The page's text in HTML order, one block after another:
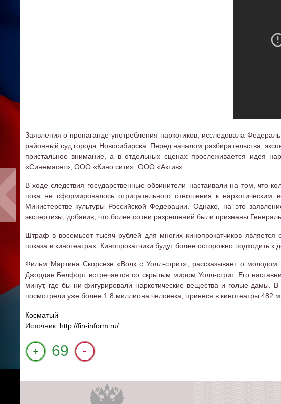
Заявления о пропаганде употребления наркотиков, исследовала
районный суд города Новосибирска. Перед началом разбирательства,
пристальное внимание, а в отдельных сценах прослеживается идея
«Синемасет», ООО «Кино сити», ООО «Актив».
В ходе следствия государственные обвинители настаивали на том, что
пока не сформировалось отрицательного отношения к
Министерстве культуры Российской Федерации. Однако, на это
экспертизы, добавив, что более сотни разрешений были признаны
Штраф в восемьсот тысяч рублей для многих кинопрокатчиков
показа в кинотеатрах. Кинопрокатчики будут более осторожно подходить к
Фильм Мартина Скорсезе «Волк с Уолл-стрит», рассказывает о
Джордан Белфорт встречается со скрытым миром Уолл-стрит. Его
минут, где бы ни фигурировали наркотические вещества и голые
посмотрели уже более 1.8 миллиона человека, принеся в кинотеатры 482
Косматый
Источник: http://fin-inform.ru/
+1
69